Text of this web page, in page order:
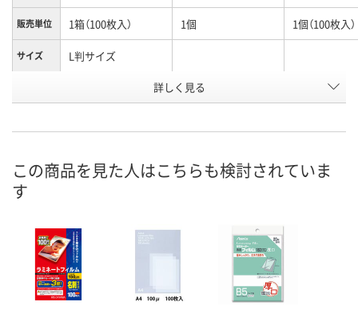
販売単位 1箱（100枚入） 1個 1個（100枚入）
サイズ L判サイズ
100枚
号
お届け日
数量
詳しく見る
この商品を見た人はこちらも検討されていま
す